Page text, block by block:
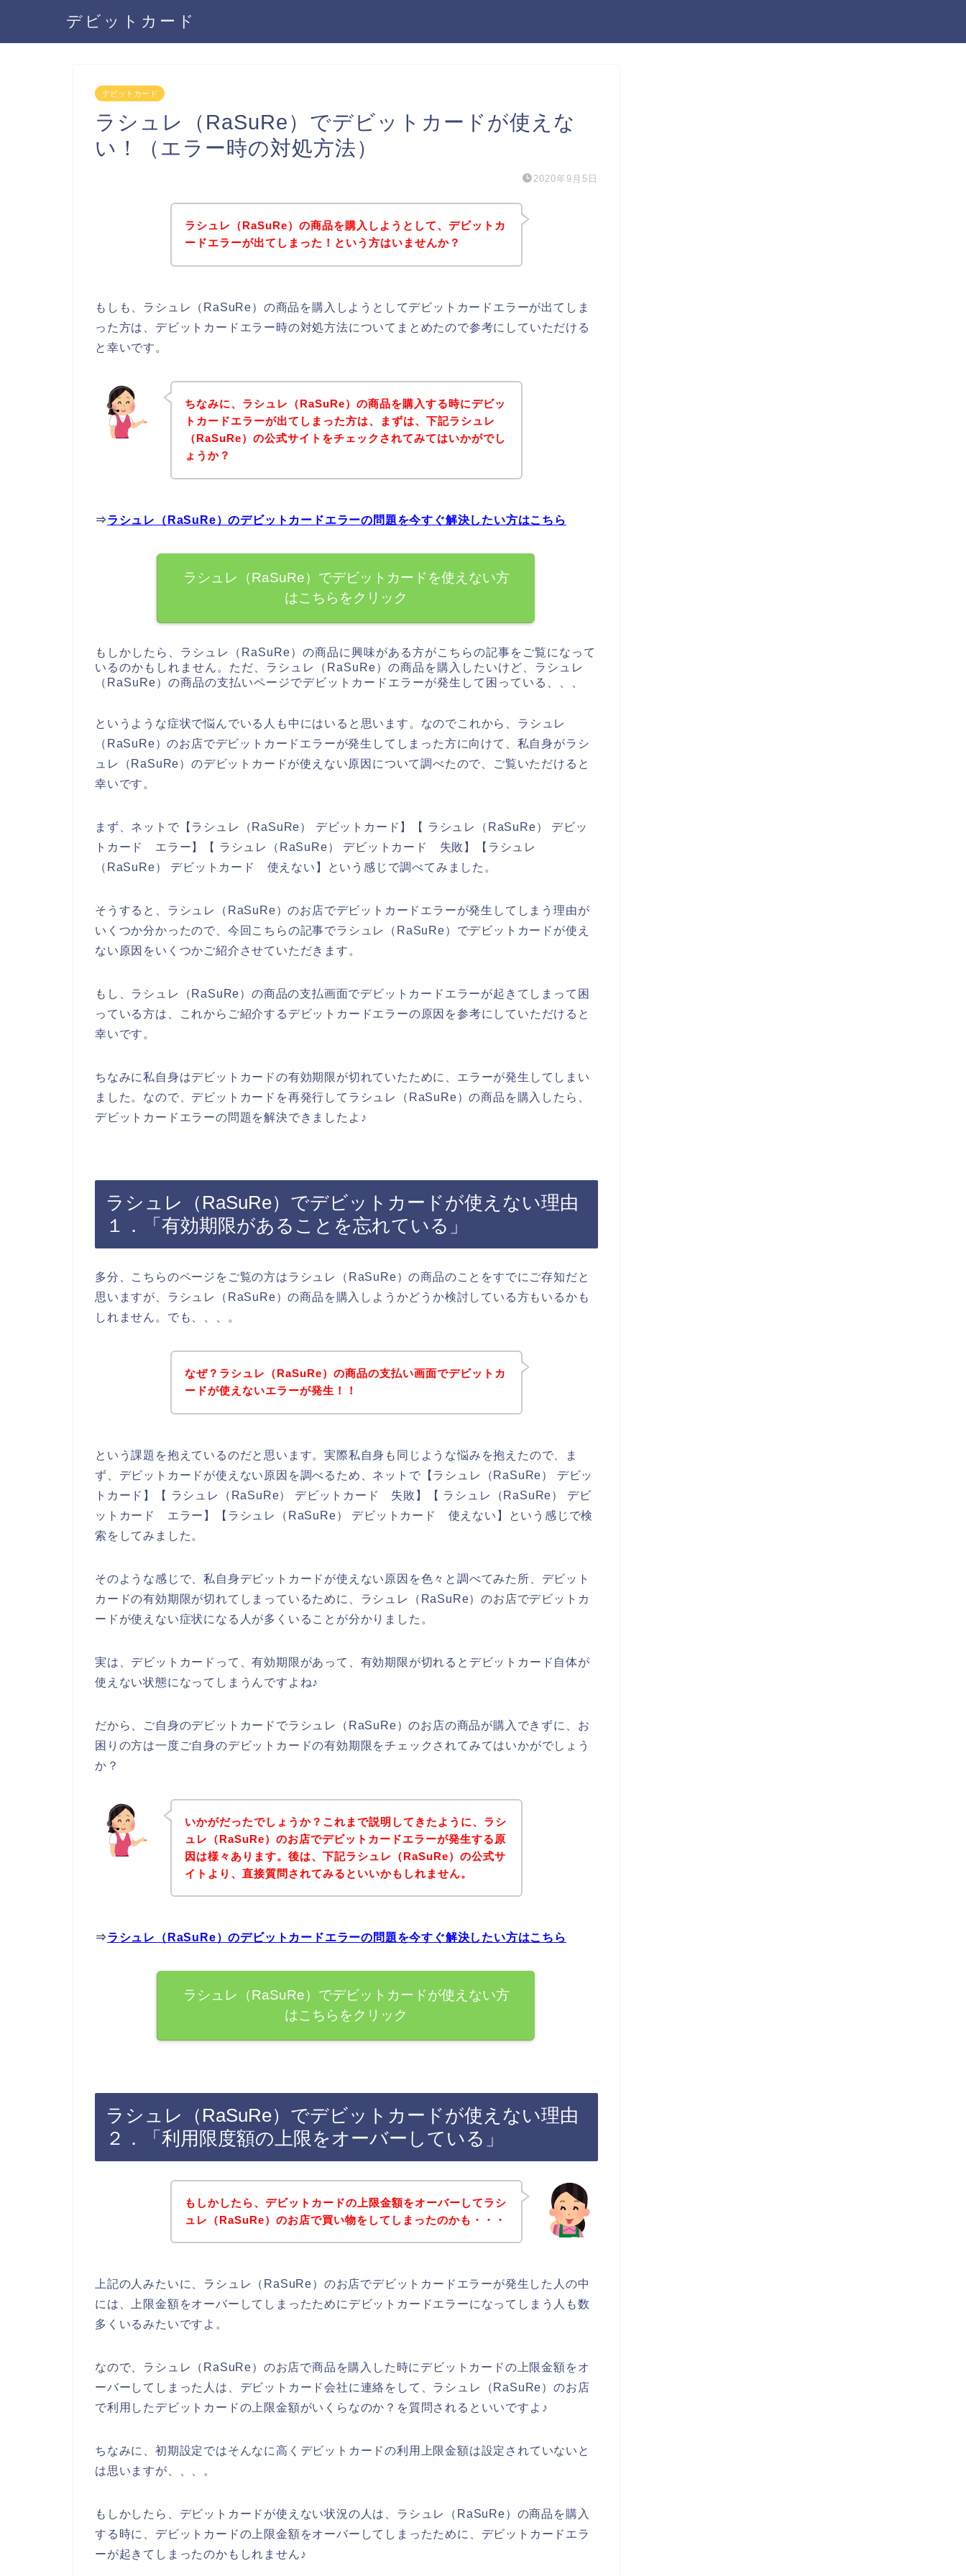
デビットカード
デビットカード
ラシュレ（RaSuRe）でデビットカードが使えな
い！（エラー時の対処方法）
2020年9月5日
ラシュレ（RaSuRe）の商品を購入しようとして、デビットカ
ードエラーが出てしまった！という方はいませんか？
もしも、ラシュレ（RaSuRe）の商品を購入しようとしてデビットカードエラーが出てしま
った方は、デビットカードエラー時の対処方法についてまとめたので参考にしていただける
と幸いです。
ちなみに、ラシュレ（RaSuRe）の商品を購入する時にデビッ
トカードエラーが出てしまった方は、まずは、下記ラシュレ
（RaSuRe）の公式サイトをチェックされてみてはいかがでし
ょうか？
⇒ラシュレ（RaSuRe）のデビットカードエラーの問題を今すぐ解決したい方はこちら
ラシュレ（RaSuRe）でデビットカードを使えない方
はこちらをクリック
もしかしたら、ラシュレ（RaSuRe）の商品に興味がある方がこちらの記事をご覧になって
いるのかもしれません。ただ、ラシュレ（RaSuRe）の商品を購入したいけど、ラシュレ
（RaSuRe）の商品の支払いページでデビットカードエラーが発生して困っている、、、
というような症状で悩んでいる人も中にはいると思います。なのでこれから、ラシュレ
（RaSuRe）のお店でデビットカードエラーが発生してしまった方に向けて、私自身がラシ
ュレ（RaSuRe）のデビットカードが使えない原因について調べたので、ご覧いただけると
幸いです。
まず、ネットで【ラシュレ（RaSuRe） デビットカード】【 ラシュレ（RaSuRe） デビッ
トカード エラー】【 ラシュレ（RaSuRe） デビットカード 失敗】【ラシュレ
（RaSuRe） デビットカード 使えない】という感じで調べてみました。
そうすると、ラシュレ（RaSuRe）のお店でデビットカードエラーが発生してしまう理由が
いくつか分かったので、今回こちらの記事でラシュレ（RaSuRe）でデビットカードが使え
ない原因をいくつかご紹介させていただきます。
もし、ラシュレ（RaSuRe）の商品の支払画面でデビットカードエラーが起きてしまって困
っている方は、これからご紹介するデビットカードエラーの原因を参考にしていただけると
幸いです。
ちなみに私自身はデビットカードの有効期限が切れていたために、エラーが発生してしまい
ました。なので、デビットカードを再発行してラシュレ（RaSuRe）の商品を購入したら、
デビットカードエラーの問題を解決できましたよ♪
ラシュレ（RaSuRe）でデビットカードが使えない理由
１．「有効期限があることを忘れている」
多分、こちらのページをご覧の方はラシュレ（RaSuRe）の商品のことをすでにご存知だと
思いますが、ラシュレ（RaSuRe）の商品を購入しようかどうか検討している方もいるかも
しれません。でも、、、。
なぜ？ラシュレ（RaSuRe）の商品の支払い画面でデビットカ
ードが使えないエラーが発生！！
という課題を抱えているのだと思います。実際私自身も同じような悩みを抱えたので、ま
ず、デビットカードが使えない原因を調べるため、ネットで【ラシュレ（RaSuRe） デビッ
トカード】【 ラシュレ（RaSuRe） デビットカード 失敗】【 ラシュレ（RaSuRe） デビ
ットカード エラー】【ラシュレ（RaSuRe） デビットカード 使えない】という感じで検
索をしてみました。
そのような感じで、私自身デビットカードが使えない原因を色々と調べてみた所、デビット
カードの有効期限が切れてしまっているために、ラシュレ（RaSuRe）のお店でデビットカ
ードが使えない症状になる人が多くいることが分かりました。
実は、デビットカードって、有効期限があって、有効期限が切れるとデビットカード自体が
使えない状態になってしまうんですよね♪
だから、ご自身のデビットカードでラシュレ（RaSuRe）のお店の商品が購入できずに、お
困りの方は一度ご自身のデビットカードの有効期限をチェックされてみてはいかがでしょう
か？
いかがだったでしょうか？これまで説明してきたように、ラシ
ュレ（RaSuRe）のお店でデビットカードエラーが発生する原
因は様々あります。後は、下記ラシュレ（RaSuRe）の公式サ
イトより、直接質問されてみるといいかもしれません。
⇒ラシュレ（RaSuRe）のデビットカードエラーの問題を今すぐ解決したい方はこちら
ラシュレ（RaSuRe）でデビットカードが使えない方
はこちらをクリック
ラシュレ（RaSuRe）でデビットカードが使えない理由
２．「利用限度額の上限をオーバーしている」
もしかしたら、デビットカードの上限金額をオーバーしてラシ
ュレ（RaSuRe）のお店で買い物をしてしまったのかも・・・
上記の人みたいに、ラシュレ（RaSuRe）のお店でデビットカードエラーが発生した人の中
には、上限金額をオーバーしてしまったためにデビットカードエラーになってしまう人も数
多くいるみたいですよ。
なので、ラシュレ（RaSuRe）のお店で商品を購入した時にデビットカードの上限金額をオ
ーバーしてしまった人は、デビットカード会社に連絡をして、ラシュレ（RaSuRe）のお店
で利用したデビットカードの上限金額がいくらなのか？を質問されるといいですよ♪
ちなみに、初期設定ではそんなに高くデビットカードの利用上限金額は設定されていないと
は思いますが、、、。
もしかしたら、デビットカードが使えない状況の人は、ラシュレ（RaSuRe）の商品を購入
する時に、デビットカードの上限金額をオーバーしてしまったために、デビットカードエラ
ーが起きてしまったのかもしれません♪